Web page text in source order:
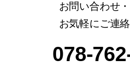
お問い合わせ
お気軽にご連
078-